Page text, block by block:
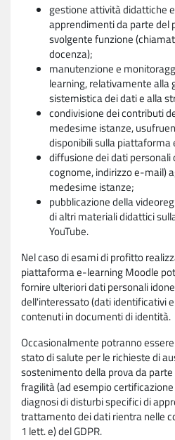
gestione attività didattiche
apprendimenti da parte del
svolgente funzione
docenza);
manutenzione e
learning, relativamente alla
sistemistica dei dati e alla
condivisione dei contributi
medesime istanze,
disponibili sulla piattaforma
diffusione dei dati personali
cognome, indirizzo e-mail)
medesime istanze;
pubblicazione della
di altri materiali didattici
YouTube.
Nel caso di esami di profitto
piattaforma e-learning Moodle
fornire ulteriori dati personali
dell'interessato (dati identificativi
contenuti in documenti di identità.
Occasionalmente potranno
stato di salute per le richieste di
sostenimento della prova da
fragilità (ad esempio
diagnosi di disturbi specifici di
trattamento dei dati rientra nelle
1 lett. e) del GDPR.